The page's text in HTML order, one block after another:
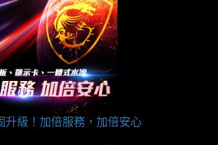
升級！加倍服務，加倍安心